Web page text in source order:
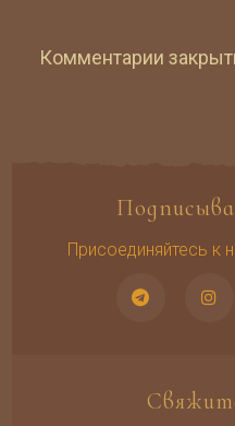
Комментарии
Присоединяйтесь к